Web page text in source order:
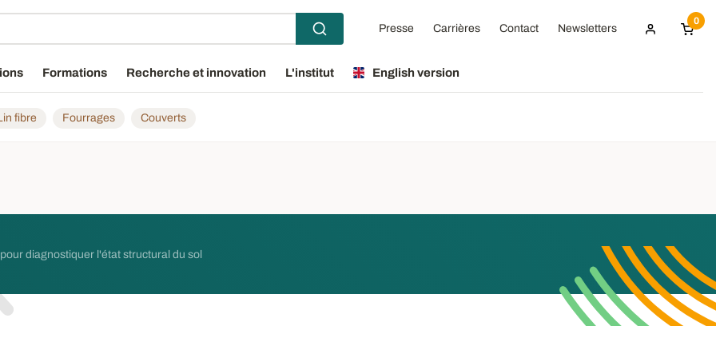
Presse Carrières Contact Newsletters
0
Formations Recherche et innovation L'institut English version
fibre Fourrages Couverts
diagnostiquer l'état structural du sol